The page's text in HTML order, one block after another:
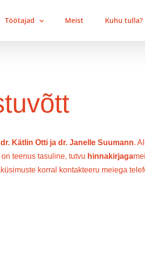
Töötajad Meist Kuhu tulla?
dr. Kätlin Ottija dr. Janelle Suumann.
teenus tasuline, tutvu hinnakirjaga
korral kontakteeru meiega